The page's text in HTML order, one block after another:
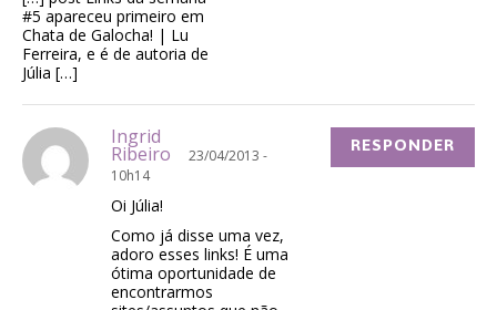
#5 apareceu primeiro em
Chata de Galocha! | Lu
Ferreira, e é de autoria de
Júlia […]
Ingrid
Ribeiro
23/04/2013 -
10h14
Oi Júlia!
Como já disse uma vez,
adoro esses links! É uma
ótima oportunidade de
encontrarmos
RESPONDER